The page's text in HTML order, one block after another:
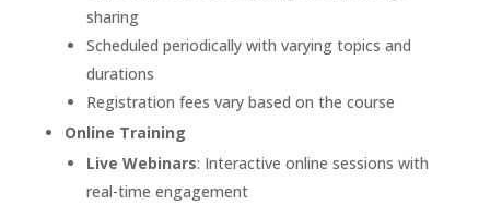
sharing
Scheduled periodically with varying topics and
durations
Registration fees vary based on the course
Online Training
Live Webinars: Interactive online sessions with
real-time engagement